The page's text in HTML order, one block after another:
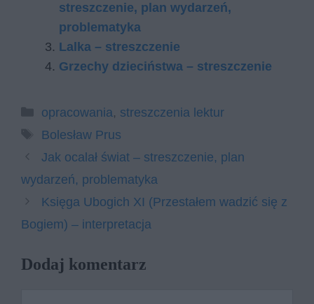
streszczenie, plan wydarzeń,
problematyka
Lalka – streszczenie
Grzechy dzieciństwa – streszczenie
Kategorie
opracowania, streszczenia lektur
Tagi
Bolesław Prus
Jak ocalał świat – streszczenie, plan
wydarzeń, problematyka
Księga Ubogich XI (Przestałem wadzić się z
Bogiem) – interpretacja
Dodaj komentarz